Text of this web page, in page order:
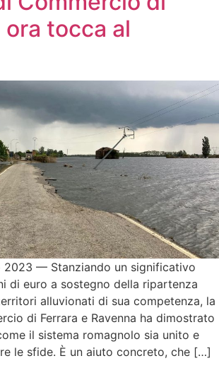
ora tocca al
2023 — Stanziando un significativo
di euro a sostegno della ripartenza
alluvionati di sua competenza, la
di Ferrara e Ravenna ha dimostrato
il sistema romagnolo sia unito e
le sfide. È un aiuto concreto, che […]